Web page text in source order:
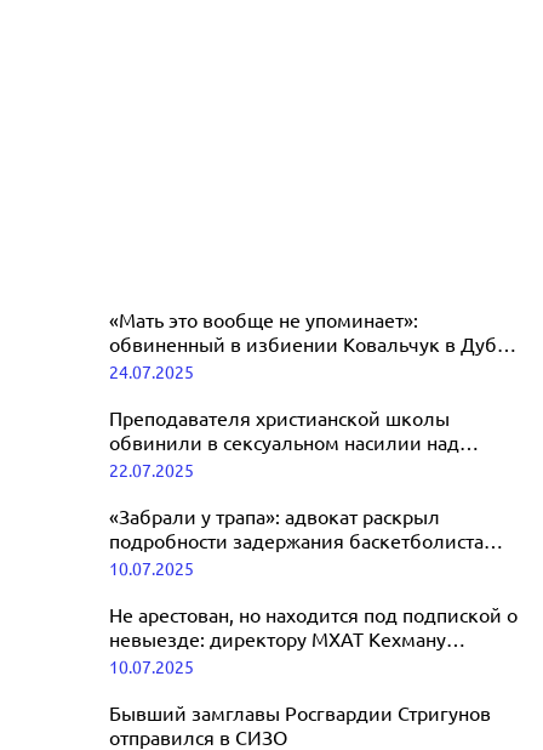
«Мать это вообще не упоминает»:
обвиненный в избиении Ковальчук в Дубае
Папазов рассказал свою версию событий
24.07.2025
Преподавателя христианской школы
обвинили в сексуальном насилии над
одной из учениц
22.07.2025
«Забрали у трапа»: адвокат раскрыл
подробности задержания баскетболиста
Касаткина в Париже
10.07.2025
Не арестован, но находится под подпиской о
невыезде: директору МХАТ Кехману
предъявили обвинение
10.07.2025
Бывший замглавы Росгвардии Стригунов
отправился в СИЗО